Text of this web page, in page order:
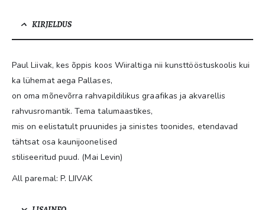
KIRJELDUS
Paul Liivak, kes õppis koos Wiiraltiga nii kunsttööstuskoolis kui
ka lühemat aega Pallases,
on oma mõnevõrra rahvapildilikus graafikas ja akvarellis
rahvusromantik. Tema talumaastikes,
mis on eelistatult pruunides ja sinistes toonides, etendavad
tähtsat osa kaunijoonelised
stiliseeritud puud. (Mai Levin)
All paremal: P. LIIVAK